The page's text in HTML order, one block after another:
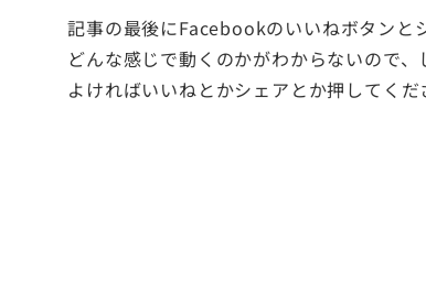
記事の最後にFacebookのいいねボタンと
どんな感じで動くのかがわからないので
よければいいねとかシェアとか押してくだ